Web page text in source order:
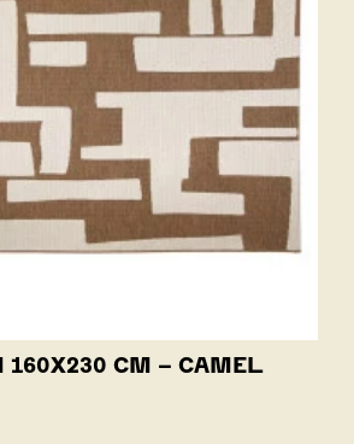
160X230 CM - CAMEL